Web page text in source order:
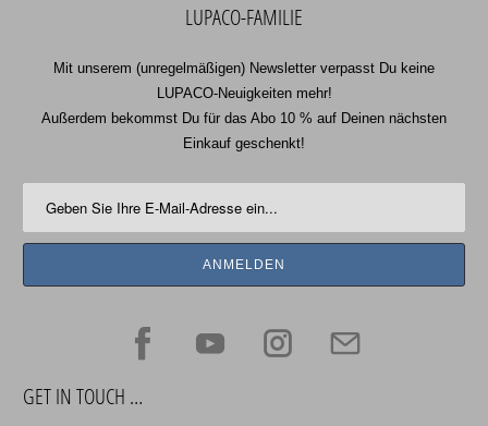
LUPACO-FAMILIE
Mit unserem (unregelmäßigen) Newsletter verpasst Du keine
LUPACO-Neuigkeiten mehr!
Außerdem bekommst Du für das Abo 10 % auf Deinen nächsten
Einkauf geschenkt!
GET IN TOUCH …